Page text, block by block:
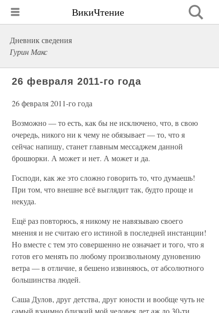
ВикиЧтение
Дневник сведения
Гурин Макс
26 февраля 2011-го года
26 февраля 2011-го года
Возможно — то есть, как бы не исключено, что, в свою
очередь, никого ни к чему не обязывает — то, что я
сейчас напишу, станет главным мессаджем данной
брошюрки. А может и нет. А может и да.
Господи, как же это сложно говорить то, что думаешь!
При том, что внешне всё выглядит так, будто проще и
некуда.
Ещё раз повторюсь, я никому не навязываю своего
мнения и не считаю его истиной в последней инстанции!
Но вместе с тем это совершенно не означает и того, что я
готов его менять по любому произвольному дуновению
ветра — в отличие, я бешено извиняюсь, от абсолютного
большинства людей.
Саша Дулов, друг детства, друг юности и вообще чуть не
самый взаимно близкий мой человек лет аж до 30-ти